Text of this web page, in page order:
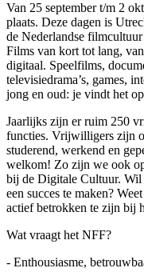
Van 25 september t/m 2
plaats. Deze dagen is
de Nederlandse
Films van kort tot lang,
digitaal. Speelfilms,
televisiedrama’s, games,
jong en oud: je vindt het
Jaarlijks zijn er ruim 250
functies. Vrijwilligers zijn
studerend, werkend en
welkom! Zo zijn we ook
bij de Digitale Cultuur. Wil
een succes te maken?
actief betrokken te zijn bij
Wat vraagt het NFF?
- Enthousiasme,